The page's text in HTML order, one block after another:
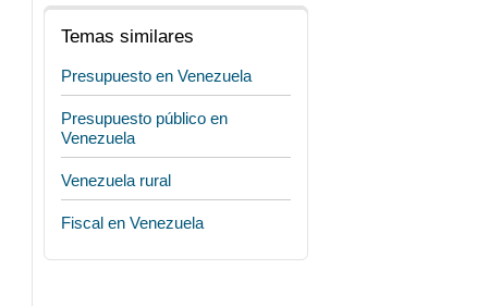
Temas similares
Presupuesto en Venezuela
Presupuesto público en
Venezuela
Venezuela rural
Fiscal en Venezuela